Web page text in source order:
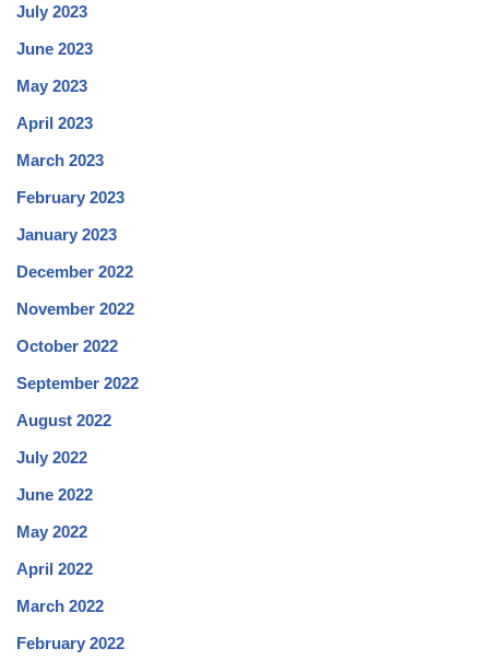
July 2023
June 2023
May 2023
April 2023
March 2023
February 2023
January 2023
December 2022
November 2022
October 2022
September 2022
August 2022
July 2022
June 2022
May 2022
April 2022
March 2022
February 2022